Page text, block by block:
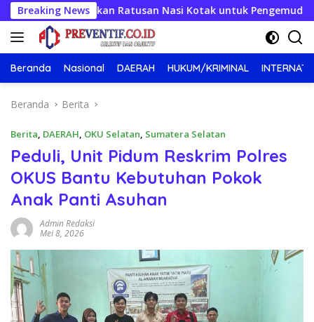
Langsung
ke
konten
Breaking News
Bagikan Ratusan Nasi Kotak untuk Pengemudi, Petani dan
Beranda Nasional DAERAH HUKUM/KRIMINAL
Beranda Berita
Berita, DAERAH, OKU Selatan, Sumatera Selatan
Peduli, Unit Pidum Reskrim Polres
OKUS Bantu Kebutuhan Pokok
Anak Panti Asuhan
Admin Redaksi
Mei 8, 2026